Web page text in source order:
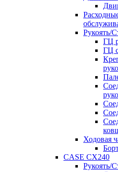
Рукоять/
ГЦ
ГЦ
Ходовая
CASE CX240
Рукоять/